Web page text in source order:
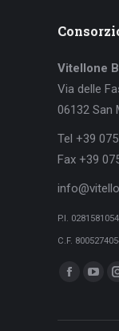
Vitellone
Via delle
06132 San
Tel +39
Fax +39
P.I.
C.F.
Ci puoi
opens